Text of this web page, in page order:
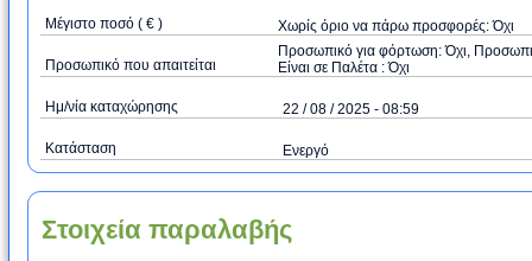
Μέγιστο ποσό ( € ) Xωρίς όριο να πάρω προσφορές: Όχι
Προσωπικό που απαιτείται
Προσωπικό για φόρτωση: Όχι,
Είναι σε Παλέτα : Όχι
Ημ/νία καταχώρησης 22 / 08 / 2025 - 08:59
Κατάσταση Ενεργό
Στοιχεία παραλαβής